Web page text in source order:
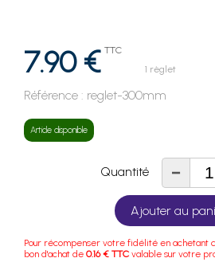
7.90 € TTC
1 règlet
Référence : reglet-300mm
Article disponible
Quantité -
Ajouter au
Pour récompenser votre fidélité en achetant
bon d'achat de 0.16 € TTC valable sur votre